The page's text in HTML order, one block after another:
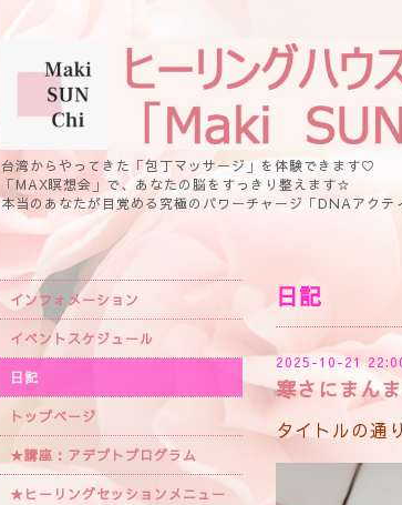
台湾からやってきた「包丁マッサージ」を体験できます♡
「MAX瞑想会」で、あなたの脳をすっきり整えます☆
本当のあなたが目覚める究極のパワーチャージ「DNAアク
日記
2025-10-21
寒さにまん
タイトルの通
インフォメーション
イベントスケジュール
日記
トップページ
★講座：アデプトプログラム
★ヒーリングセッションメニュー